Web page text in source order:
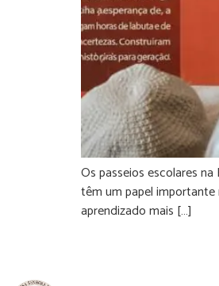
Os passeios escolares
têm um papel
aprendizado mais […]